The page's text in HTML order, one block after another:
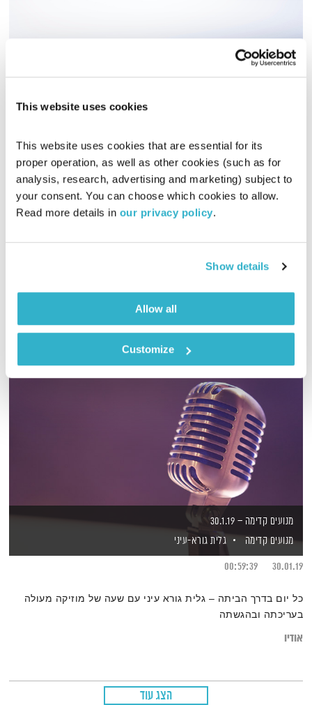
This website uses cookies
This website uses cookies that are essential for its
proper operation, as well as other cookies (such as for
analysis, research, advertising and marketing) subject to
your consent. You can choose which cookies to allow.
Read more details in our privacy policy.
Show details
Allow all
Customize
עולם קטן – 29.6.22
עולם קטן
אורי בנקהלטר
מנועים קדימה – 30.1.19
מנועים קדימה
גלית גורא-עיני
30.01.19
00:59:39
כל יום בדרך הביתה – גלית גורא עיני עם שעה של מוזיקה מעולה
בעריכתה ובהגשתה
אודיו
הצג עוד